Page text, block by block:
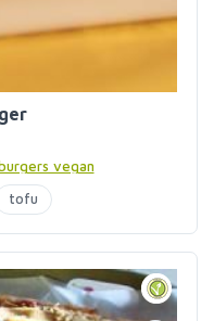
vegan
tofu